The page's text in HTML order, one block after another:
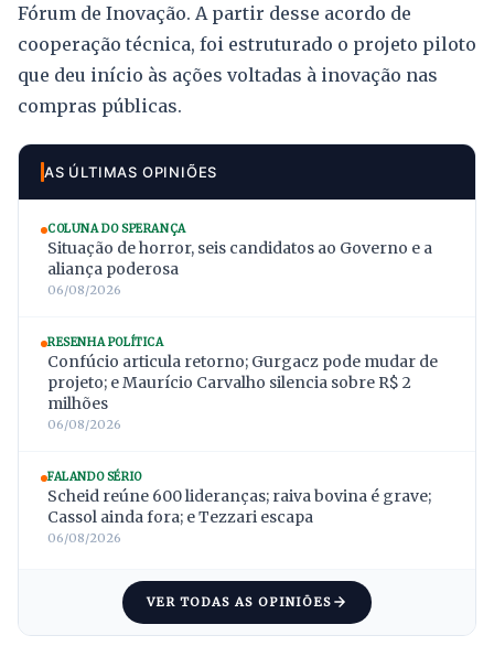
Fórum de Inovação. A partir desse acordo de
cooperação técnica, foi estruturado o projeto piloto
que deu início às ações voltadas à inovação nas
compras públicas.
AS ÚLTIMAS OPINIÕES
COLUNA DO SPERANÇA
Situação de horror, seis candidatos ao Governo e a
aliança poderosa
06/08/2026
RESENHA POLÍTICA
Confúcio articula retorno; Gurgacz pode mudar de
projeto; e Maurício Carvalho silencia sobre R$ 2
milhões
06/08/2026
FALANDO SÉRIO
Scheid reúne 600 lideranças; raiva bovina é grave;
Cassol ainda fora; e Tezzari escapa
06/08/2026
VER TODAS AS OPINIÕES